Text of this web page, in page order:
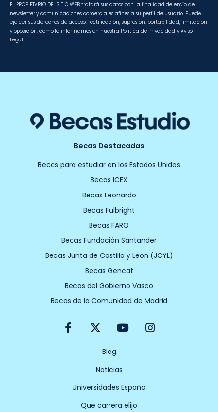
EL PROPIETARIO DEL SITIO WEB tratará sus datos con la finalidad de envío de
newsletter y comunicaciones comerciales afines a su perfil de usuario. Puede
ejercer sus derechos de acceso, rectificación, supresión, portabilidad, limitación
y oposición, como le informamos en nuestra Política de Privacidad y Aviso
Legal.
Becas Destacadas
Becas para estudiar en los Estados Unidos
Becas ICEX
Becas Leonardo
Becas Fulbright
Becas FARO
Becas Fundación Santander
Becas Junta de Castilla y Leon (JCYL)
Becas Gencat
Becas del Gobierno Vasco
Becas de la Comunidad de Madrid
F
a
o
X
-
w
i
t
t
r
Y
o
u
b
e
I
n
Blog
Noticias
Universidades España
Que carrera elijo